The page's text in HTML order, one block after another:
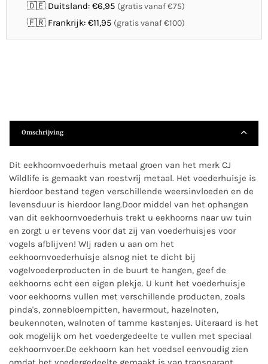
🇩🇪 Duitsland: €6,95 (gratis vanaf €75)
🇫🇷 Frankrijk: €11,95 (gratis vanaf €100)
Omschrijving
Dit eekhoornvoederhuis metaal groen van het merk CJ
Wildlife is gemaakt van roestvrij metaal. Het voederhuisje is
hierdoor bestand tegen verschillende weersinvloeden en de
levensduur is hierdoor lang.Door middel van het ophangen
van dit eekhoornvoederhuis trekt u eekhoorns naar uw tuin
en zorgt u er tevens voor dat zij van voederhuisjes voor
vogels afblijven! WIj raden u aan om het
eekhoornvoederhuisje alsnog niet te dicht bij
vogelvoederproducten in de buurt te hangen, geef de
eekhoorns echt een eigen plekje. U kunt het voederhuisje
voor eekhoorns vullen met verschillende producten, zoals
pinda's, zonnebloempitten, havermout, hazelnoten,
beukennoten, walnoten of tamme kastanjes. Uiteraard is het
ook mogelijk om het voedergedeelte te vullen met speciaal
eekhoornvoer.De eekhoorn kan het voedsel eenvoudig zien